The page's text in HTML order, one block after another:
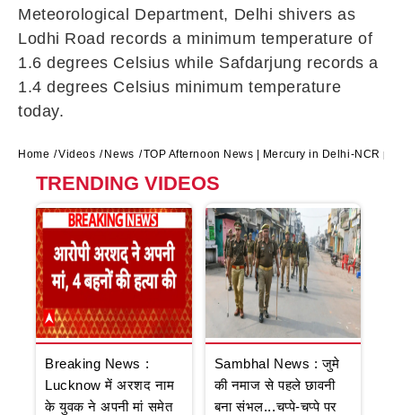
Meteorological Department, Delhi shivers as
Lodhi Road records a minimum temperature of
1.6 degrees Celsius while Safdarjung records a
1.4 degrees Celsius minimum temperature
today.
Home Videos News TOP Afternoon News | Mercury in Delhi-NCR
TRENDING VIDEOS
Breaking News :
Lucknow में अरशद नाम
के युवक ने अपनी मां समेत
Sambhal News : जुमे
की नमाज से पहले छावनी
बना संभल...चप्पे-चप्पे पर